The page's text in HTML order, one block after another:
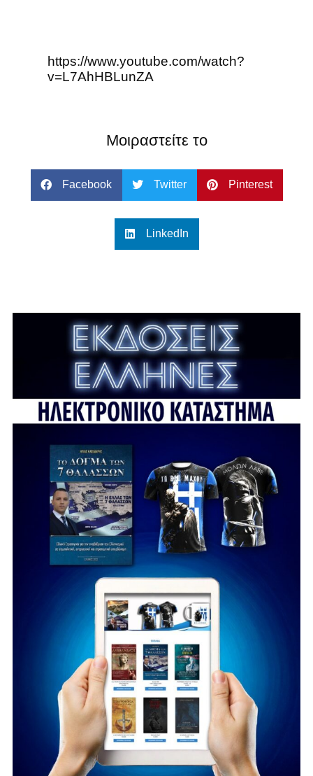
https://www.youtube.com/watch?
v=L7AhHBLunZA
Μοιραστείτε το
Facebook Twitter Pinterest
LinkedIn